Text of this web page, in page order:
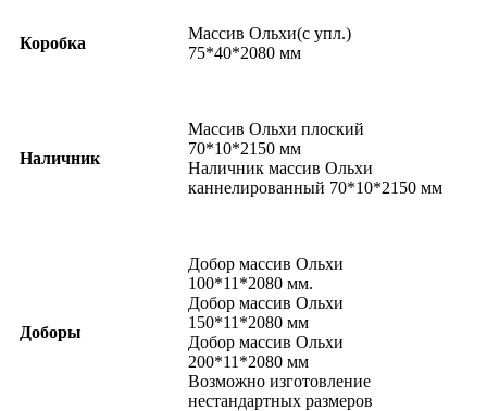
Коробка
Массив Ольхи(с упл.)
75*40*2080 мм
Наличник
Массив Ольхи плоский
70*10*2150 мм
Наличник массив Ольхи
каннелированный 70*10*2150 мм
Доборы
Добор массив Ольхи
100*11*2080 мм.
Добор массив Ольхи
150*11*2080 мм
Добор массив Ольхи
200*11*2080 мм
Возможно изготовление
нестандартных размеров